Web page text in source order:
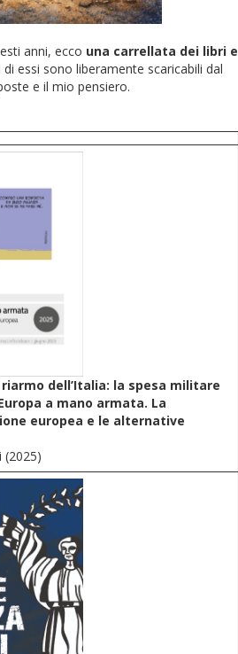
anni, ecco una carrellata dei libri e
di essi sono liberamente scaricabili dal
e il mio pensiero.
riarmo dell’Italia: la spesa militare
a mano armata. La
europea e le alternative
(2025)